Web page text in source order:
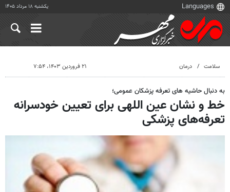
یکشنبه ۱۸ مرداد ۱۴۰۵
سلامت درمان ۲۱ فروردین ۱۴۰۳، ۷:۵۴
به دنبال حاشیه های تعرفه پزشکان عمومی؛
خط و نشان عین اللهی برای تعیین خودسرانه
تعرفه‌های پزشکی